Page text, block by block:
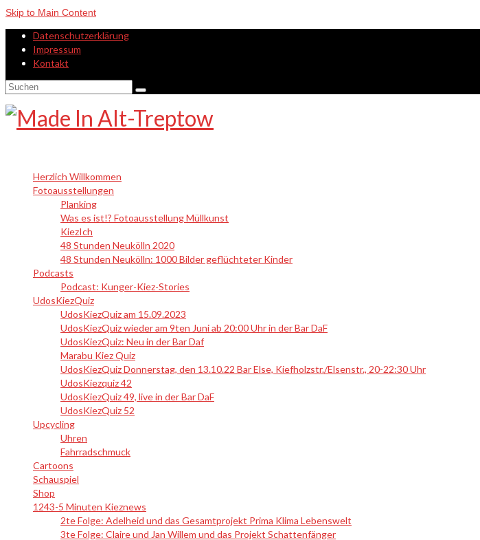
Skip to Main Content
Datenschutzerklärung
Impressum
Kontakt
Suche
Herzlich Willkommen
Fotoausstellungen
Planking
Was es ist!? Fotoausstellung Müllkunst
KiezIch
48 Stunden Neukölln 2020
48 Stunden Neukölln: 1000 Bilder geflüchteter Kinder
Podcasts
Podcast: Kunger-Kiez-Stories
UdosKiezQuiz
UdosKiezQuiz am 15.09.2023
UdosKiezQuiz wieder am 9ten Juni ab 20:00 Uhr in der Bar DaF
UdosKiezQuiz: Neu in der Bar Daf
Marabu Kiez Quiz
UdosKiezQuiz Donnerstag, den 13.10.22 Bar Else, Kiefholzstr./Elsenstr., 20-22:30 Uhr
UdosKiezquiz 42
UdosKiezQuiz 49, live in der Bar DaF
UdosKiezQuiz 52
Upcycling
Uhren
Fahrradschmuck
Cartoons
Schauspiel
Shop
1243-5 Minuten Kieznews
2te Folge: Adelheid und das Gesamtprojekt Prima Klima Lebenswelt
3te Folge: Claire und Jan Willem und das Projekt Schattenfänger